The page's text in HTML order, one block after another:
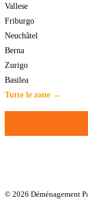
Vallese
Friburgo
Neuchâtel
Berna
Zurigo
Basilea
Tutte le zone →
© 2026 Déménagement